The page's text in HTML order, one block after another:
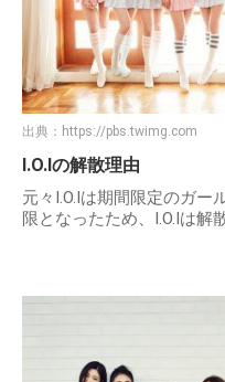
出典： https://pbs.twimg.com
I.O.Iの解散理由
元々I.O.Iは期間限定のガー
限となったため、I.O.Iは解